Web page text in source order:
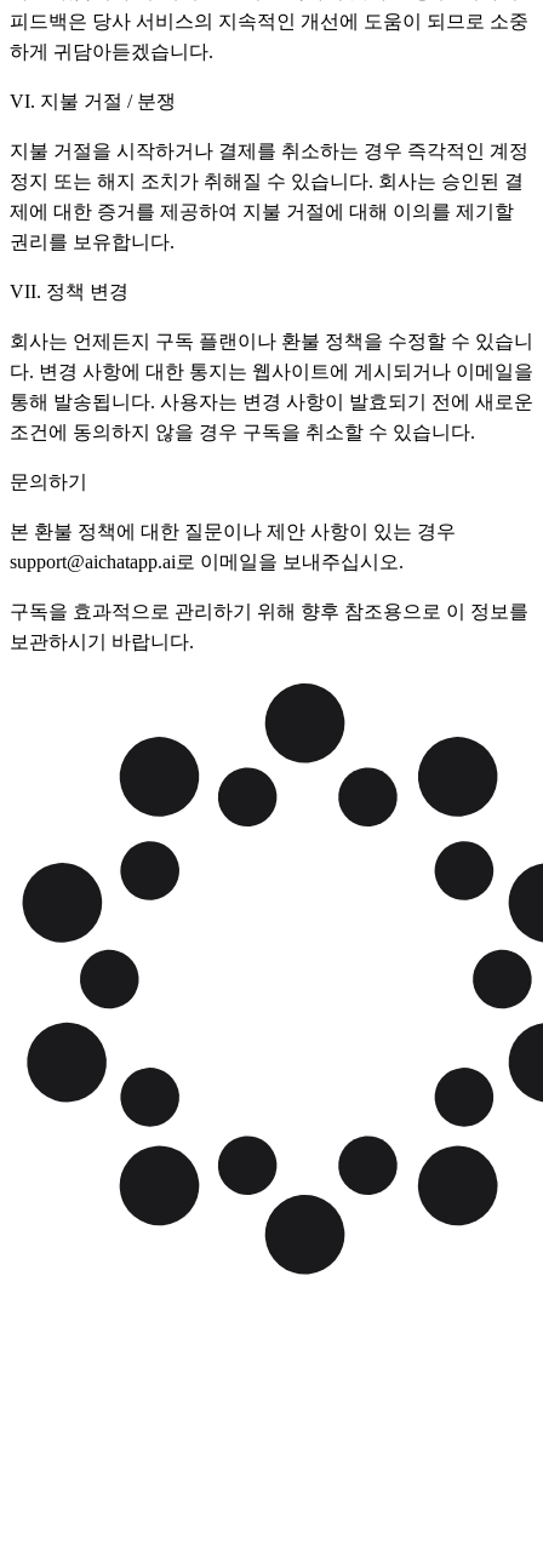
피드백은 당사 서비스의 지속적인 개선에 도움이 되므로 소중
하게 귀담아듣겠습니다.
VI. 지불 거절 / 분쟁
지불 거절을 시작하거나 결제를 취소하는 경우 즉각적인 계정
정지 또는 해지 조치가 취해질 수 있습니다. 회사는 승인된 결
제에 대한 증거를 제공하여 지불 거절에 대해 이의를 제기할
권리를 보유합니다.
VII. 정책 변경
회사는 언제든지 구독 플랜이나 환불 정책을 수정할 수 있습니
다. 변경 사항에 대한 통지는 웹사이트에 게시되거나 이메일을
통해 발송됩니다. 사용자는 변경 사항이 발효되기 전에 새로운
조건에 동의하지 않을 경우 구독을 취소할 수 있습니다.
문의하기
본 환불 정책에 대한 질문이나 제안 사항이 있는 경우
support@aichatapp.ai로 이메일을 보내주십시오.
구독을 효과적으로 관리하기 위해 향후 참조용으로 이 정보를
보관하시기 바랍니다.